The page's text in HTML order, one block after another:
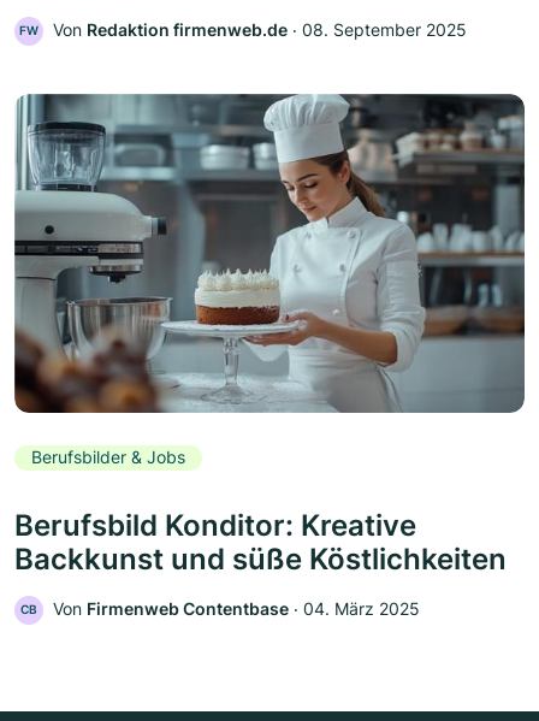
FW Von Redaktion firmenweb.de ‧ 08. September 2025
Berufsbilder & Jobs
Berufsbild Konditor: Kreative
Backkunst und süße Köstlichkeiten
CB Von Firmenweb Contentbase ‧ 04. März 2025